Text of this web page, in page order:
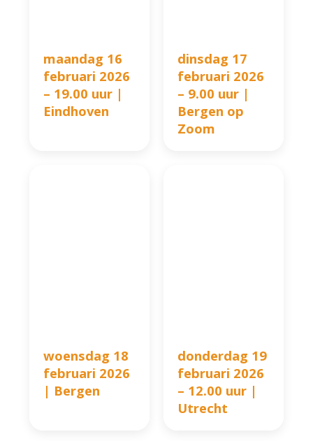
maandag 16
februari 2026
– 19.00 uur |
Eindhoven
dinsdag 17
februari 2026
– 9.00 uur |
Bergen op
Zoom
woensdag 18
februari 2026
| Bergen
donderdag 19
februari 2026
– 12.00 uur |
Utrecht